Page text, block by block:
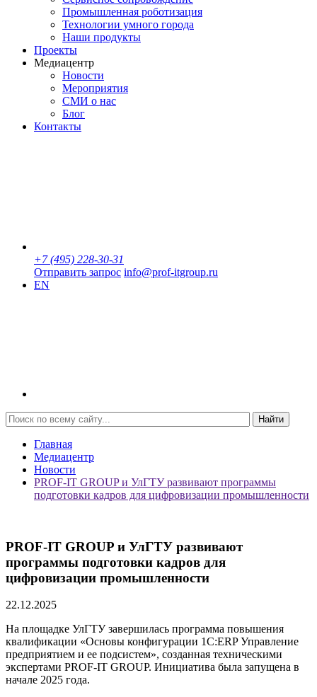
Промышленная роботизация
Технологии умного города
Наши продукты
Проекты
Медиацентр
Новости
Мероприятия
СМИ о нас
Блог
Контакты
+7 (495) 228-30-31
Отправить запрос info@prof-itgroup.ru
EN
Найти
Главная
Медиацентр
Новости
PROF-IT GROUP и УлГТУ развивают программы
подготовки кадров для цифровизации промышленности
PROF-IT GROUP и УлГТУ развивают
программы подготовки кадров для
цифровизации промышленности
22.12.2025
На площадке УлГТУ завершилась программа повышения
квалификации «Основы конфигурации 1С:ERP Управление
предприятием и ее подсистем», созданная техническими
экспертами PROF-IT GROUP. Инициатива была запущена в
начале 2025 года.